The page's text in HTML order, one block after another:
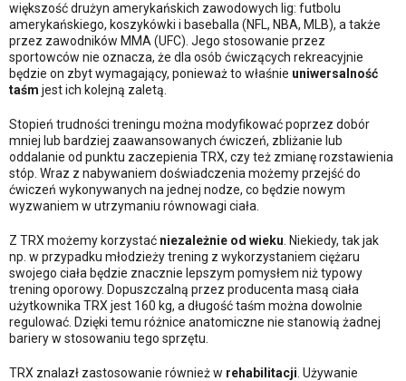
większość drużyn amerykańskich zawodowych lig: futbolu
amerykańskiego, koszykówki i baseballa (NFL, NBA, MLB), a także
przez zawodników MMA (UFC). Jego stosowanie przez
sportowców nie oznacza, że dla osób ćwiczących rekreacyjnie
będzie on zbyt wymagający, ponieważ to właśnie uniwersalność
taśm jest ich kolejną zaletą.
Stopień trudności treningu można modyfikować poprzez dobór
mniej lub bardziej zaawansowanych ćwiczeń, zbliżanie lub
oddalanie od punktu zaczepienia TRX, czy też zmianę rozstawienia
stóp. Wraz z nabywaniem doświadczenia możemy przejść do
ćwiczeń wykonywanych na jednej nodze, co będzie nowym
wyzwaniem w utrzymaniu równowagi ciała.
Z TRX możemy korzystać niezależnie od wieku . Niekiedy, tak jak
np. w przypadku młodzieży trening z wykorzystaniem ciężaru
swojego ciała będzie znacznie lepszym pomysłem niż typowy
trening oporowy. Dopuszczalną przez producenta masą ciała
użytkownika TRX jest 160 kg, a długość taśm można dowolnie
regulować. Dzięki temu różnice anatomiczne nie stanowią żadnej
bariery w stosowaniu tego sprzętu.
TRX znalazł zastosowanie również w rehabilitacji . Używanie